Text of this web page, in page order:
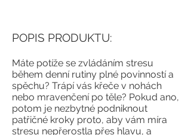
POPIS PRODUKTU:
Máte potíže se zvládáním stresu
během denní rutiny plné povinností a
spěchu? Trápí vás křeče v nohách
nebo mravenčení po těle? Pokud ano,
potom je nezbytné podniknout
patřičné kroky proto, aby vám míra
stresu nepřerostla přes hlavu, a